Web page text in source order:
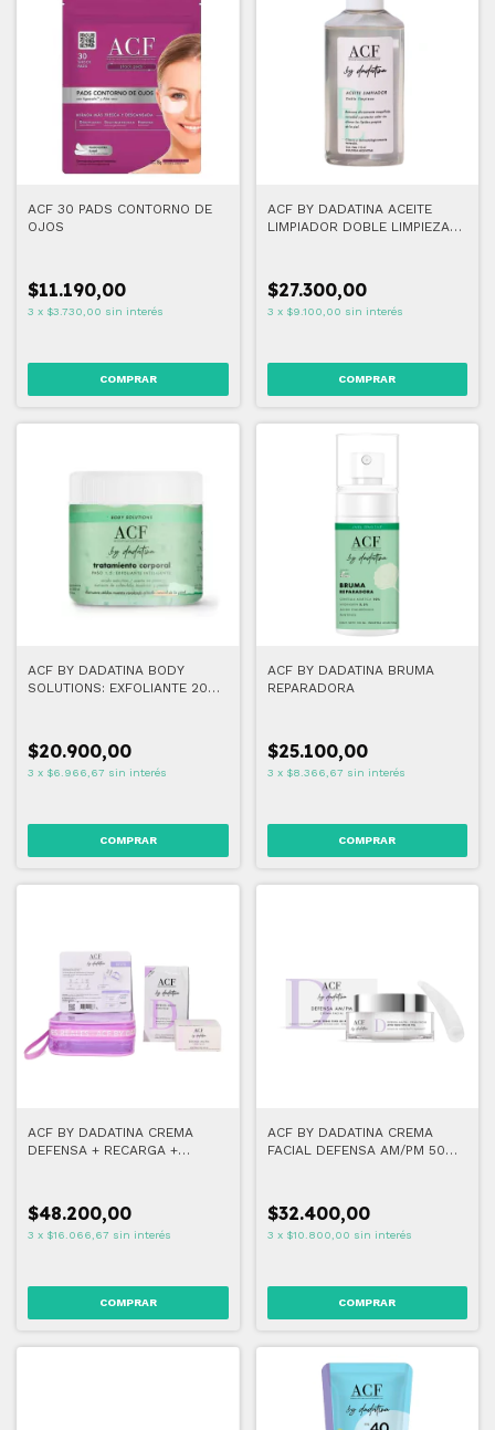
ACF 30 PADS CONTORNO DE
OJOS
$11.190,00
3 x $3.730,00 sin interés
ACF BY DADATINA ACEITE
LIMPIADOR DOBLE LIMPIEZA
$27.300,00
3 x $9.100,00 sin interés
ACF BY DADATINA BODY
SOLUTIONS: EXFOLIANTE 200
$20.900,00
3 x $6.966,67 sin interés
ACF BY DADATINA BRUMA
REPARADORA
$25.100,00
3 x $8.366,67 sin interés
ACF BY DADATINA CREMA
DEFENSA + RECARGA +
$48.200,00
3 x $16.066,67 sin interés
ACF BY DADATINA CREMA
FACIAL DEFENSA AM/PM 50
$32.400,00
3 x $10.800,00 sin interés